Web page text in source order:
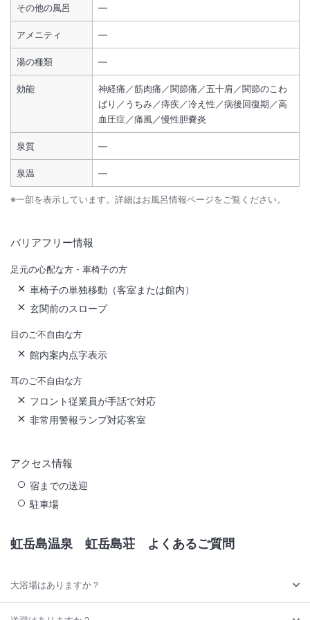
その他の風呂 ―
アメニティ ―
湯の種類 ―
効能
神経痛／筋肉痛／関節痛／五十肩／関節のこわ
ばり／うちみ／痔疾／冷え性／病後回復期／高
血圧症／痛風／慢性胆嚢炎
泉質 ―
泉温 ―
※一部を表示しています。詳細はお風呂情報ページをご覧ください。
バリアフリー情報
足元の心配な方・車椅子の方
車椅子の単独移動（客室または館内）
玄関前のスロープ
目のご不自由な方
館内案内点字表示
耳のご不自由な方
フロント従業員が手話で対応
非常用警報ランプ対応客室
アクセス情報
宿までの送迎
駐車場
虹岳島温泉 虹岳島荘 よくあるご質問
大浴場はありますか？